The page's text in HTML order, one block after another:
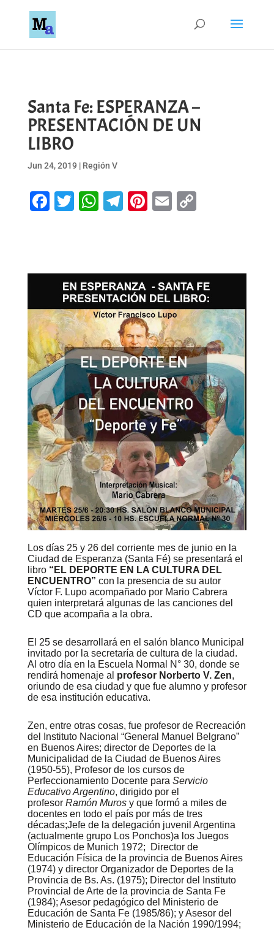
Santa Fe: ESPERANZA –
PRESENTACIÓN DE UN
LIBRO
Jun 24, 2019 | Región V
Facebook
Twitter
WhatsApp
Telegram
Pinterest
EmailCopy
Los días 25 y 26 del corriente mes de junio en la
Ciudad de Esperanza (Santa Fé) se presentará el
libro “EL DEPORTE EN LA CULTURA DEL
ENCUENTRO” con la presencia de su autor
Víctor F. Lupo acompañado por Mario Cabrera
quien interpretará algunas de las canciones del
CD que acompaña a la obra.
El 25 se desarrollará en el salón blanco Municipal
invitado por la secretaría de cultura de la ciudad.
Al otro día en la Escuela Normal N° 30, donde se
rendirá homenaje al profesor Norberto V. Zen,
oriundo de esa ciudad y que fue alumno y profesor
de esa institución educativa.
Zen, entre otras cosas, fue profesor de Recreación
del Instituto Nacional “General Manuel Belgrano”
en Buenos Aires; director de Deportes de la
Municipalidad de la Ciudad de Buenos Aires
(1950-55), Profesor de los cursos de
Perfeccionamiento Docente para Servicio
Educativo Argentino, dirigido por el
profesor Ramón Murosy que formó a miles de
docentes en todo el país por más de tres
décadas;Jefe de la delegación juvenil Argentina
(actualmente grupo Los Ponchos)a los Juegos
Olímpicos de Munich 1972;
Director de
Educación Física de la provincia de Buenos Aires
(1974) y director Organizador de Deportes de la
Provincia de Bs. As. (1975); Director del Instituto
Provincial de Arte de la provincia de Santa Fe
(1984); Asesor pedagógico del Ministerio de
Educación de Santa Fe (1985/86); y Asesor del
Ministerio de Educación de la Nación 1990/1994;